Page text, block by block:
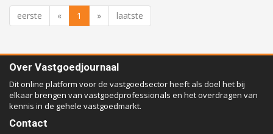
eerste « 1 » laatste
Over Vastgoedjournaal
Dit online platform voor de vastgoedsector heeft als doel het bij
elkaar brengen van vastgoedprofessionals en het overdragen van
kennis in de gehele vastgoedmarkt.
Contact